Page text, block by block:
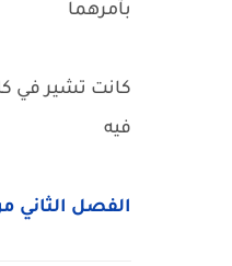
بآمرهما
كانت تشير في
فيه
الفصل الثاني